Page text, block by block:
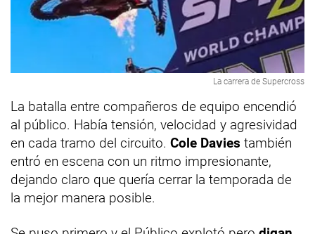
La carrera de Supercross
La batalla entre compañeros de equipo encendió
al público. Había tensión, velocidad y agresividad
en cada tramo del circuito. Cole Davies también
entró en escena con un ritmo impresionante,
dejando claro que quería cerrar la temporada de
la mejor manera posible.